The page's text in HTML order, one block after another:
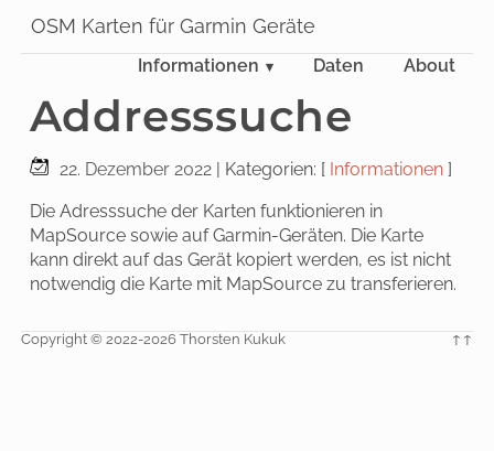
OSM Karten für Garmin Geräte
Informationen Daten About
Addresssuche
22. Dezember 2022| Kategorien: [ Informationen]
Die Adresssuche der Karten funktionieren in
MapSource sowie auf Garmin-Geräten. Die Karte
kann direkt auf das Gerät kopiert werden, es ist nicht
notwendig die Karte mit MapSource zu transferieren.
Copyright © 2022-2026 Thorsten Kukuk ↑↑